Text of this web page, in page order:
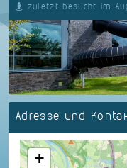
zuletzt besucht im
Adresse und
+